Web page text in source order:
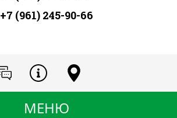
+7 (961) 245-90-66